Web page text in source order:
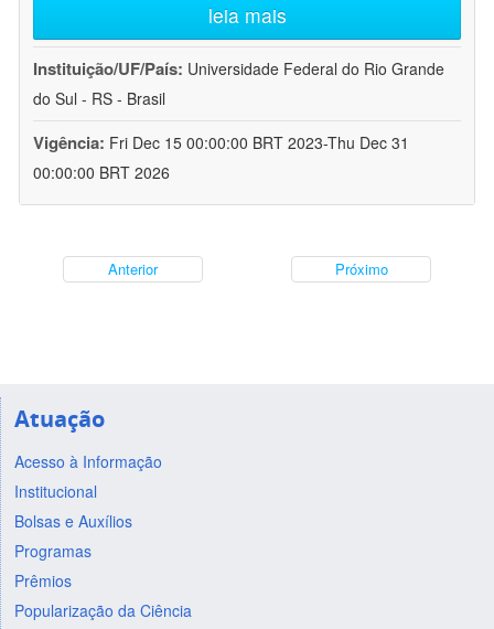
leia mais
Instituição/UF/País: Universidade Federal do Rio Grande
do Sul - RS - Brasil
Vigência: Fri Dec 15 00:00:00 BRT 2023-Thu Dec 31
00:00:00 BRT 2026
Anterior Próximo
Atuação
Acesso à Informação
Institucional
Bolsas e Auxílios
Programas
Prêmios
Popularização da Ciência